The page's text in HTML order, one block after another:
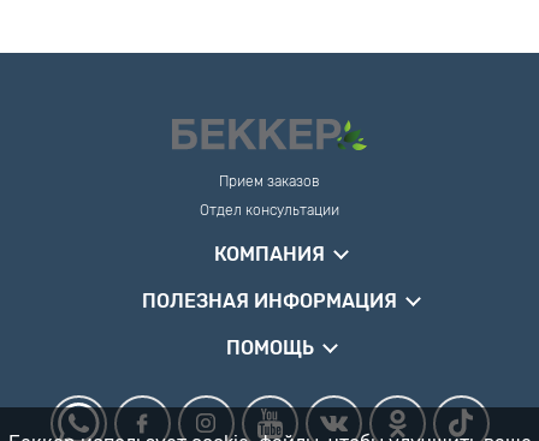
Прием заказов
Отдел консультации
КОМПАНИЯ
ПОЛЕЗНАЯ ИНФОРМАЦИЯ
ПОМОЩЬ